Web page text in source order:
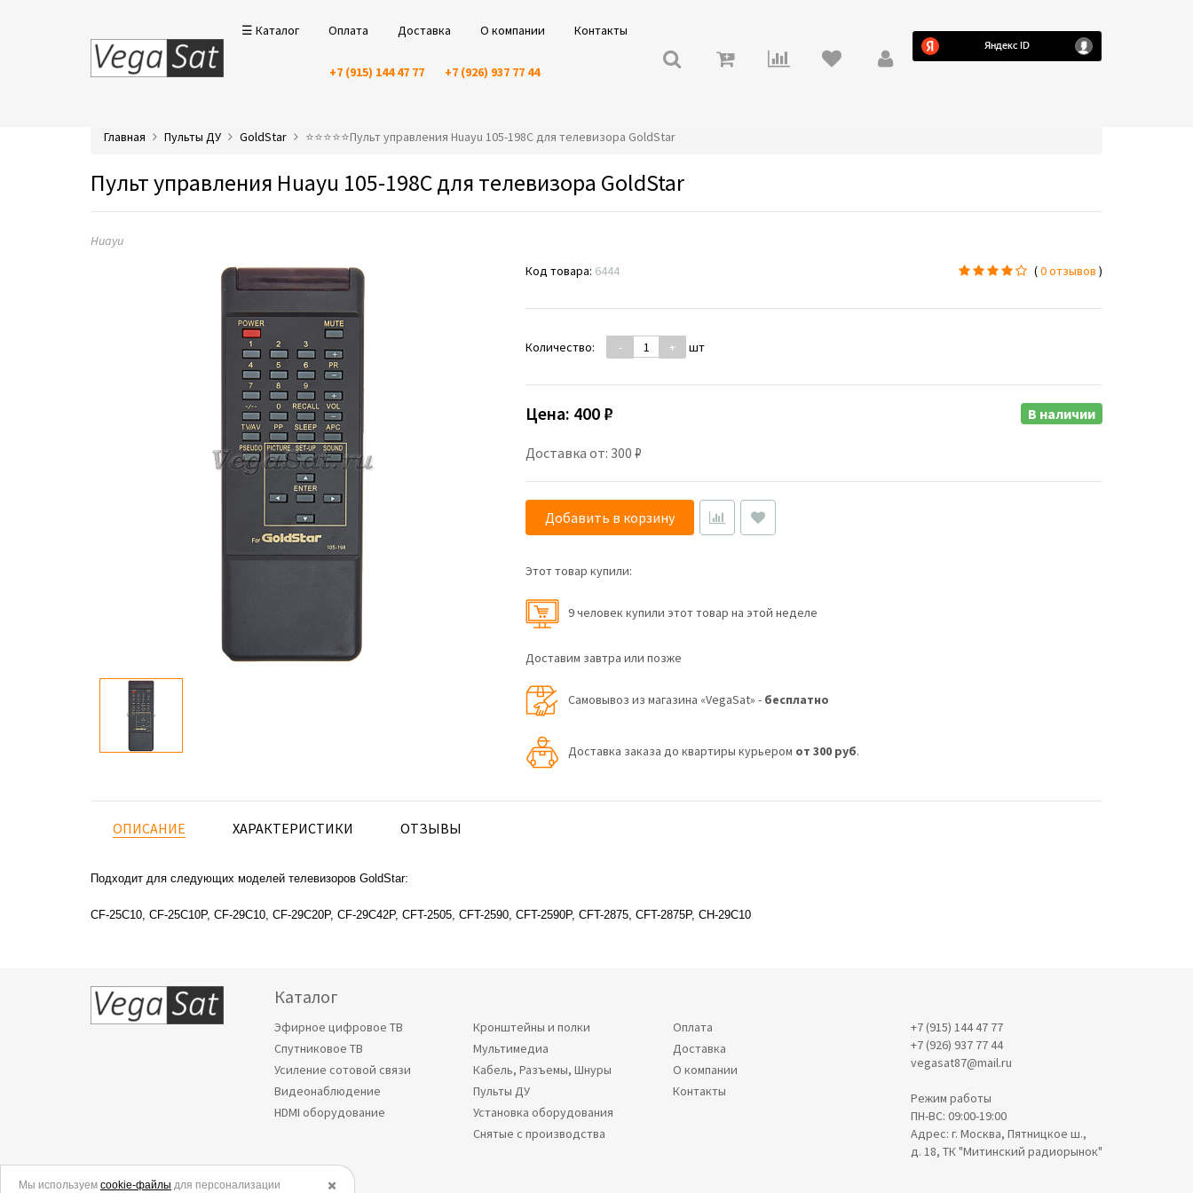
☰ Каталог Оплата Доставка О компании Контакты
+7 (915) 144 47 77 +7 (926) 937 77 44
Главная Пульты ДУ GoldStar ⭐️⭐️⭐️⭐️⭐️Пульт управления Huayu 105-198C для телевизора GoldStar
Пульт управления Huayu 105-198C для телевизора GoldStar
Huayu
Код товара: 6444 (0 отзывов )
Количество: - + шт
Цена: 400 ₽
Доставка от: 300 ₽
В наличии
Добавить в корзину
Этот товар купили:
9 человек купили этот товар на этой неделе
Доставим завтра или позже
Самовывоз из магазина «VegaSat» - бесплатно
Доставка заказа до квартиры курьером от 300 руб.
ОПИСАНИЕ ХАРАКТЕРИСТИКИ ОТЗЫВЫ
Подходит для следующих моделей телевизоров GoldStar:
CF-25C10, CF-25C10P, CF-29C10, CF-29C20P, CF-29C42P, CFT-2505, CFT-2590, CFT-2590P, CFT-2875, CFT-2875P, CH-29C10
Каталог
Эфирное цифровое ТВ
Спутниковое ТВ
Усиление сотовой связи
Видеонаблюдение
HDMI оборудование
Кронштейны и полки
Мультимедиа
Кабель, Разъемы, Шнуры
Пульты ДУ
Установка оборудования
Снятые с производства
Оплата
Доставка
О компании
Контакты
+7 (915) 144 47 77
+7 (926) 937 77 44
vegasat87@mail.ru
Режим работы
ПН-ВС: 09:00-19:00
Адрес: г. Москва, Пятницкое ш.,
д. 18, ТК "Митинский радиорынок"
© 2006-2026. ✖️
Мы используем cookie-файлы для персонализации